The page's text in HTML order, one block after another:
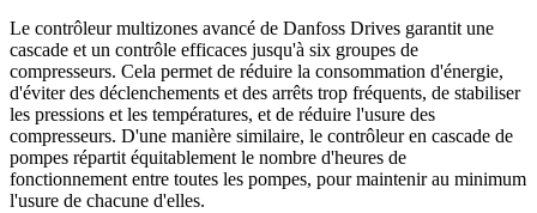
Le contrôleur multizones avancé de Danfoss Drives garantit une
cascade et un contrôle efficaces jusqu'à six groupes de
compresseurs. Cela permet de réduire la consommation d'énergie,
d'éviter des déclenchements et des arrêts trop fréquents, de stabiliser
les pressions et les températures, et de réduire l'usure des
compresseurs. D'une manière similaire, le contrôleur en cascade de
pompes répartit équitablement le nombre d'heures de
fonctionnement entre toutes les pompes, pour maintenir au minimum
l'usure de chacune d'elles.